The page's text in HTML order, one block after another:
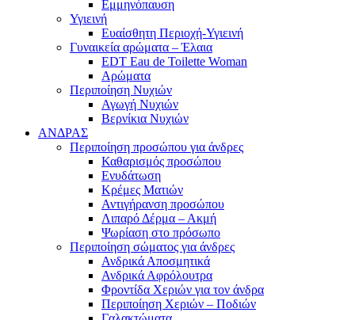
Εμμηνόπαυση
Υγιεινή
Ευαίσθητη Περιοχή-Υγιεινή
Γυναικεία αρώματα – Έλαια
EDT Eau de Toilette Woman
Αρώματα
Περιποίηση Νυχιών
Αγωγή Νυχιών
Βερνίκια Νυχιών
ΑΝΔΡΑΣ
Περιποίηση προσώπου για άνδρες
Καθαρισμός προσώπου
Ενυδάτωση
Κρέμες Ματιών
Αντιγήρανση προσώπου
Λιπαρό Δέρμα – Ακμή
Ψωρίαση στο πρόσωπο
Περιποίηση σώματος για άνδρες
Ανδρικά Αποσμητικά
Ανδρικά Αφρόλουτρα
Φροντίδα Χεριών για τον άνδρα
Περιποίηση Χεριών – Ποδιών